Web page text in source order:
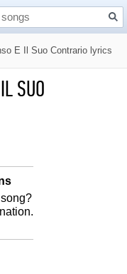
E Il Suo Contrario lyrics
SUO